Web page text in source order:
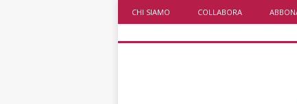
CHI SIAMO COLLABORA